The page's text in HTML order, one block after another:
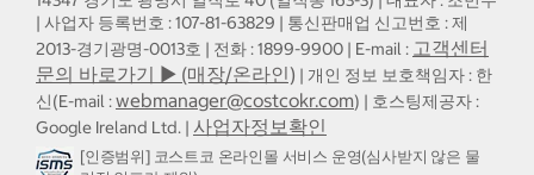
| 사업자 등록번호 : 107-81-63829 | 통신판매업 신고번호 : 제
2013-경기광명-0013호 | 전화 : 1899-9900 | E-mail : 고객센터
문의 바로가기 ▶ (매장/온라인) | 개인 정보 보호책임자 : 한
신(E-mail :webmanager@costcokr.com) | 호스팅제공자 :
Google Ireland Ltd. | 사업자정보확인
[인증범위] 코스트코 온라인몰 서비스 운영(심사받지 않은 물